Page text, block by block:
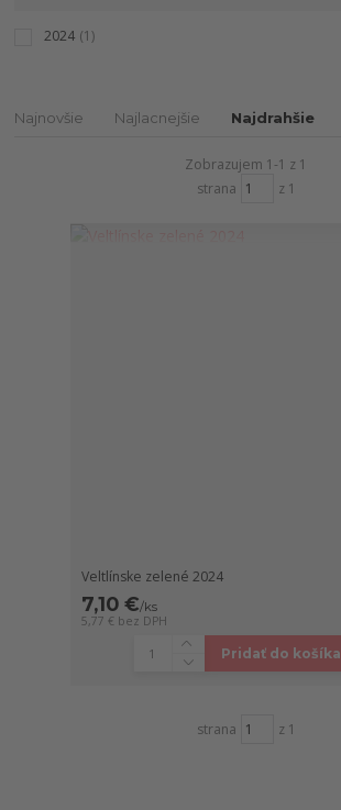
2024 (1)
Najnovšie Najlacnejšie Najdrahšie
Zobrazujem 1-1 z 1
strana
z 1
Veltlínske zelené 2024
7,10 €/ks
5,77 € bez DPH
Pridať do košíka
strana z 1